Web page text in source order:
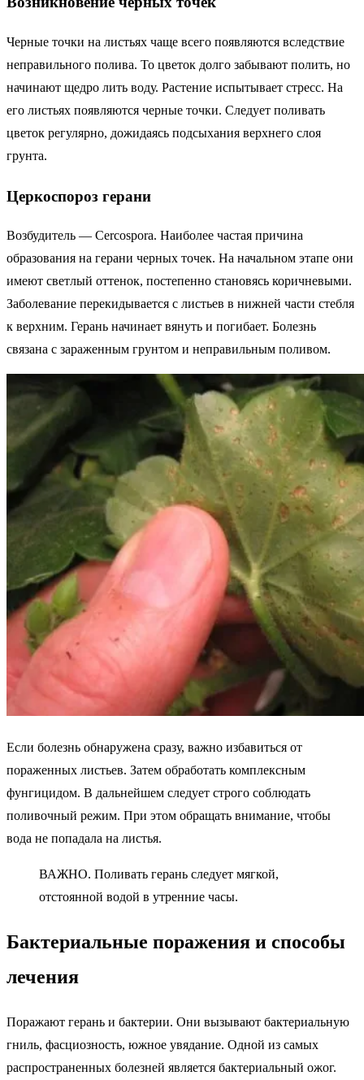
Черные точки на листьях чаще всего появляются вследствие
неправильного полива. То цветок долго забывают полить, но
начинают щедро лить воду. Растение испытывает стресс. На
его листьях появляются черные точки. Следует поливать
цветок регулярно, дожидаясь подсыхания верхнего слоя
грунта.
Церкоспороз герани
Возбудитель — Cercospora. Наиболее частая причина
образования на герани черных точек. На начальном этапе они
имеют светлый оттенок, постепенно становясь коричневыми.
Заболевание перекидывается с листьев в нижней части стебля
к верхним. Герань начинает вянуть и погибает. Болезнь
связана с зараженным грунтом и неправильным поливом.
Если болезнь обнаружена сразу, важно избавиться от
пораженных листьев. Затем обработать комплексным
фунгицидом. В дальнейшем следует строго соблюдать
поливочный режим. При этом обращать внимание, чтобы
вода не попадала на листья.
ВАЖНО. Поливать герань следует мягкой,
отстоянной водой в утренние часы.
Бактериальные поражения и способы
лечения
Поражают герань и бактерии. Они вызывают бактериальную
гниль, фасциозность, южное увядание. Одной из самых
распространенных болезней является бактериальный ожог.